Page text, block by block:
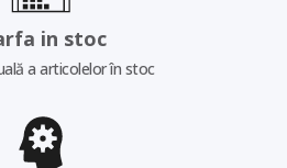
in stoc
a articolelor în stoc